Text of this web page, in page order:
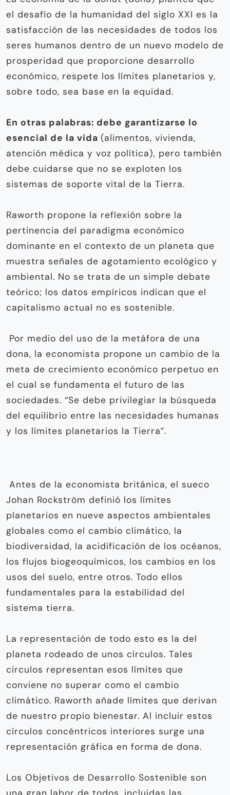
el desafío de la humanidad del siglo XXI es la
satisfacción de las necesidades de todos los
seres humanos dentro de un nuevo modelo de
prosperidad que proporcione desarrollo
económico, respete los límites planetarios y,
sobre todo, sea base en la equidad.
En otras palabras: debe garantizarse lo
esencial de la vida (alimentos, vivienda,
atención médica y voz política), pero también
debe cuidarse que no se exploten los
sistemas de soporte vital de la Tierra.
Raworth propone la reflexión sobre la
pertinencia del paradigma económico
dominante en el contexto de un planeta que
muestra señales de agotamiento ecológico y
ambiental. No se trata de un simple debate
teórico; los datos empíricos indican que el
capitalismo actual no es sostenible.
Por medio del uso de la metáfora de una
dona, la economista propone un cambio de la
meta de crecimiento económico perpetuo en
el cual se fundamenta el futuro de las
sociedades. “Se debe privilegiar la búsqueda
del equilibrio entre las necesidades humanas
y los límites planetarios la Tierra”.
Antes de la economista británica, el sueco
Johan Rockström definió los límites
planetarios en nueve aspectos ambientales
globales como el cambio climático, la
biodiversidad, la acidificación de los océanos,
los flujos biogeoquímicos, los cambios en los
usos del suelo, entre otros. Todo ellos
fundamentales para la estabilidad del
sistema tierra.
La representación de todo esto es la del
planeta rodeado de unos círculos. Tales
círculos representan esos límites que
conviene no superar como el cambio
climático. Raworth añade límites que derivan
de nuestro propio bienestar. Al incluir estos
círculos concéntricos interiores surge una
representación gráfica en forma de dona.
Los Objetivos de De­sarrollo Sostenible son